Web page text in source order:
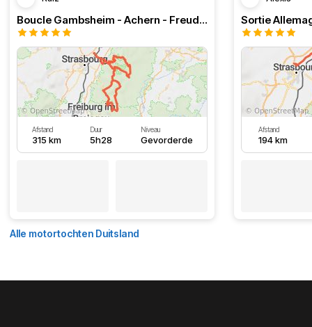
Boucle Gambsheim - Achern - Freudenstadt - Triberg
Afstand
315 km
Duur
5h28
Niveau
Gevorderde
Sortie
Afstand
194 km
Alle motortochten Duitsland